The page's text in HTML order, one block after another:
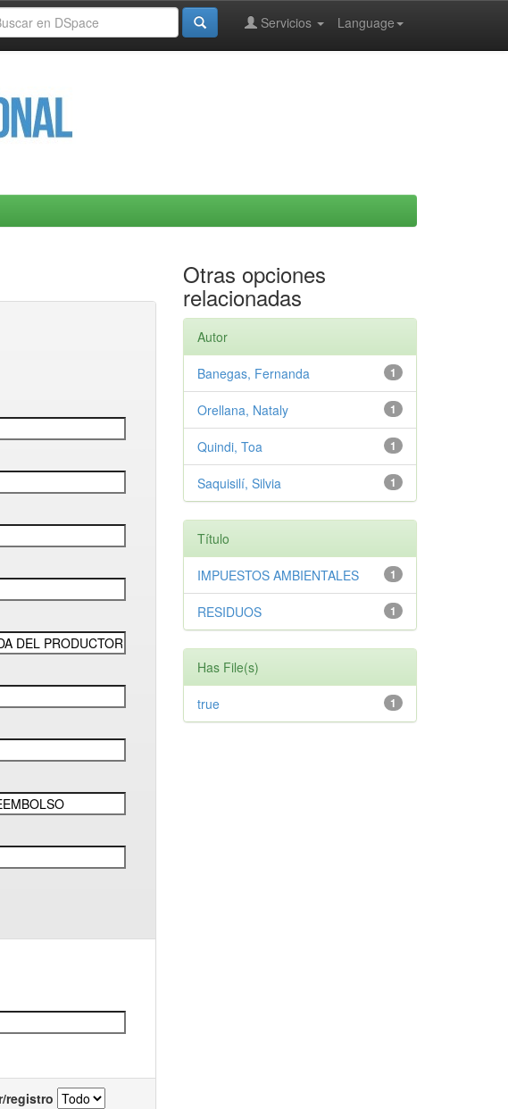
Language
Servicios
registro
Otras opciones
relacionadas
Autor
1
Banegas, Fernanda
1
Orellana, Nataly
1
Quindi, Toa
1
Saquisilí, Silvia
Título
1
IMPUESTOS AMBIENTALES
1
RESIDUOS
Has File(s)
1
true